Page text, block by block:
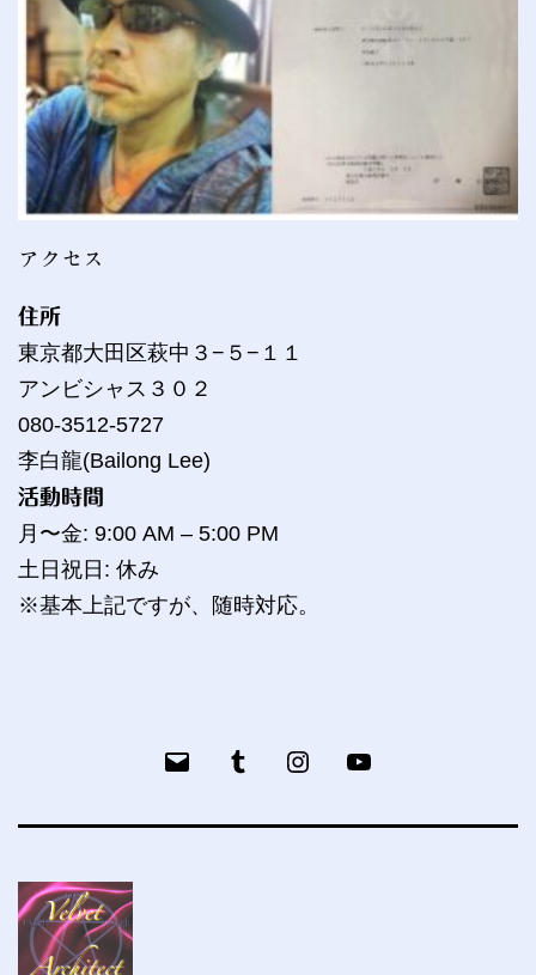
アクセス
住所
東京都大田区萩中３−５−１１
アンビシャス３０２
080-3512-5727
李白龍(Bailong Lee)
活動時間
月〜金: 9:00 AM – 5:00 PM
土日祝日: 休み
※基本上記ですが、随時対応。
Tumblr bailog